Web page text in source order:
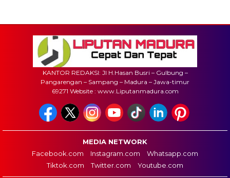
KANTOR REDAKSI: Jl H.Hasan Busri – Gulbung –
Pangarengan – Sampang – Madura – Jawa-timur
69271 Website : www.Liputanmadura.com
MEDIA NETWORK
Facebook.com
Instagram.com
Whatsapp.com
Tiktok.com
Twitter.com Youtube.com